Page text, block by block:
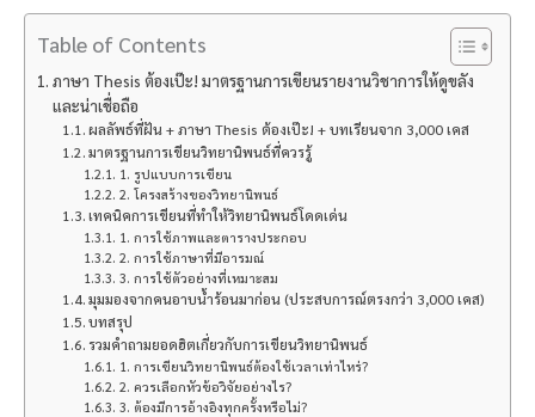
Table of Contents
ภาษา Thesis ต้องเป๊ะ! มาตรฐานการเขียนรายงานวิชาการให้ดูขลัง
และน่าเชื่อถือ
ผลลัพธ์ที่ฝัน + ภาษา Thesis ต้องเป๊ะ! + บทเรียนจาก 3,000 เคส
มาตรฐานการเขียนวิทยานิพนธ์ที่ควรรู้
1. รูปแบบการเขียน
2. โครงสร้างของวิทยานิพนธ์
เทคนิคการเขียนที่ทำให้วิทยานิพนธ์โดดเด่น
1. การใช้ภาพและตารางประกอบ
2. การใช้ภาษาที่มีอารมณ์
3. การใช้ตัวอย่างที่เหมาะสม
มุมมองจากคนอาบน้ำร้อนมาก่อน (ประสบการณ์ตรงกว่า 3,000 เคส)
บทสรุป
รวมคำถามยอดฮิตเกี่ยวกับการเขียนวิทยานิพนธ์
1. การเขียนวิทยานิพนธ์ต้องใช้เวลาเท่าไหร่?
2. ควรเลือกหัวข้อวิจัยอย่างไร?
3. ต้องมีการอ้างอิงทุกครั้งหรือไม่?